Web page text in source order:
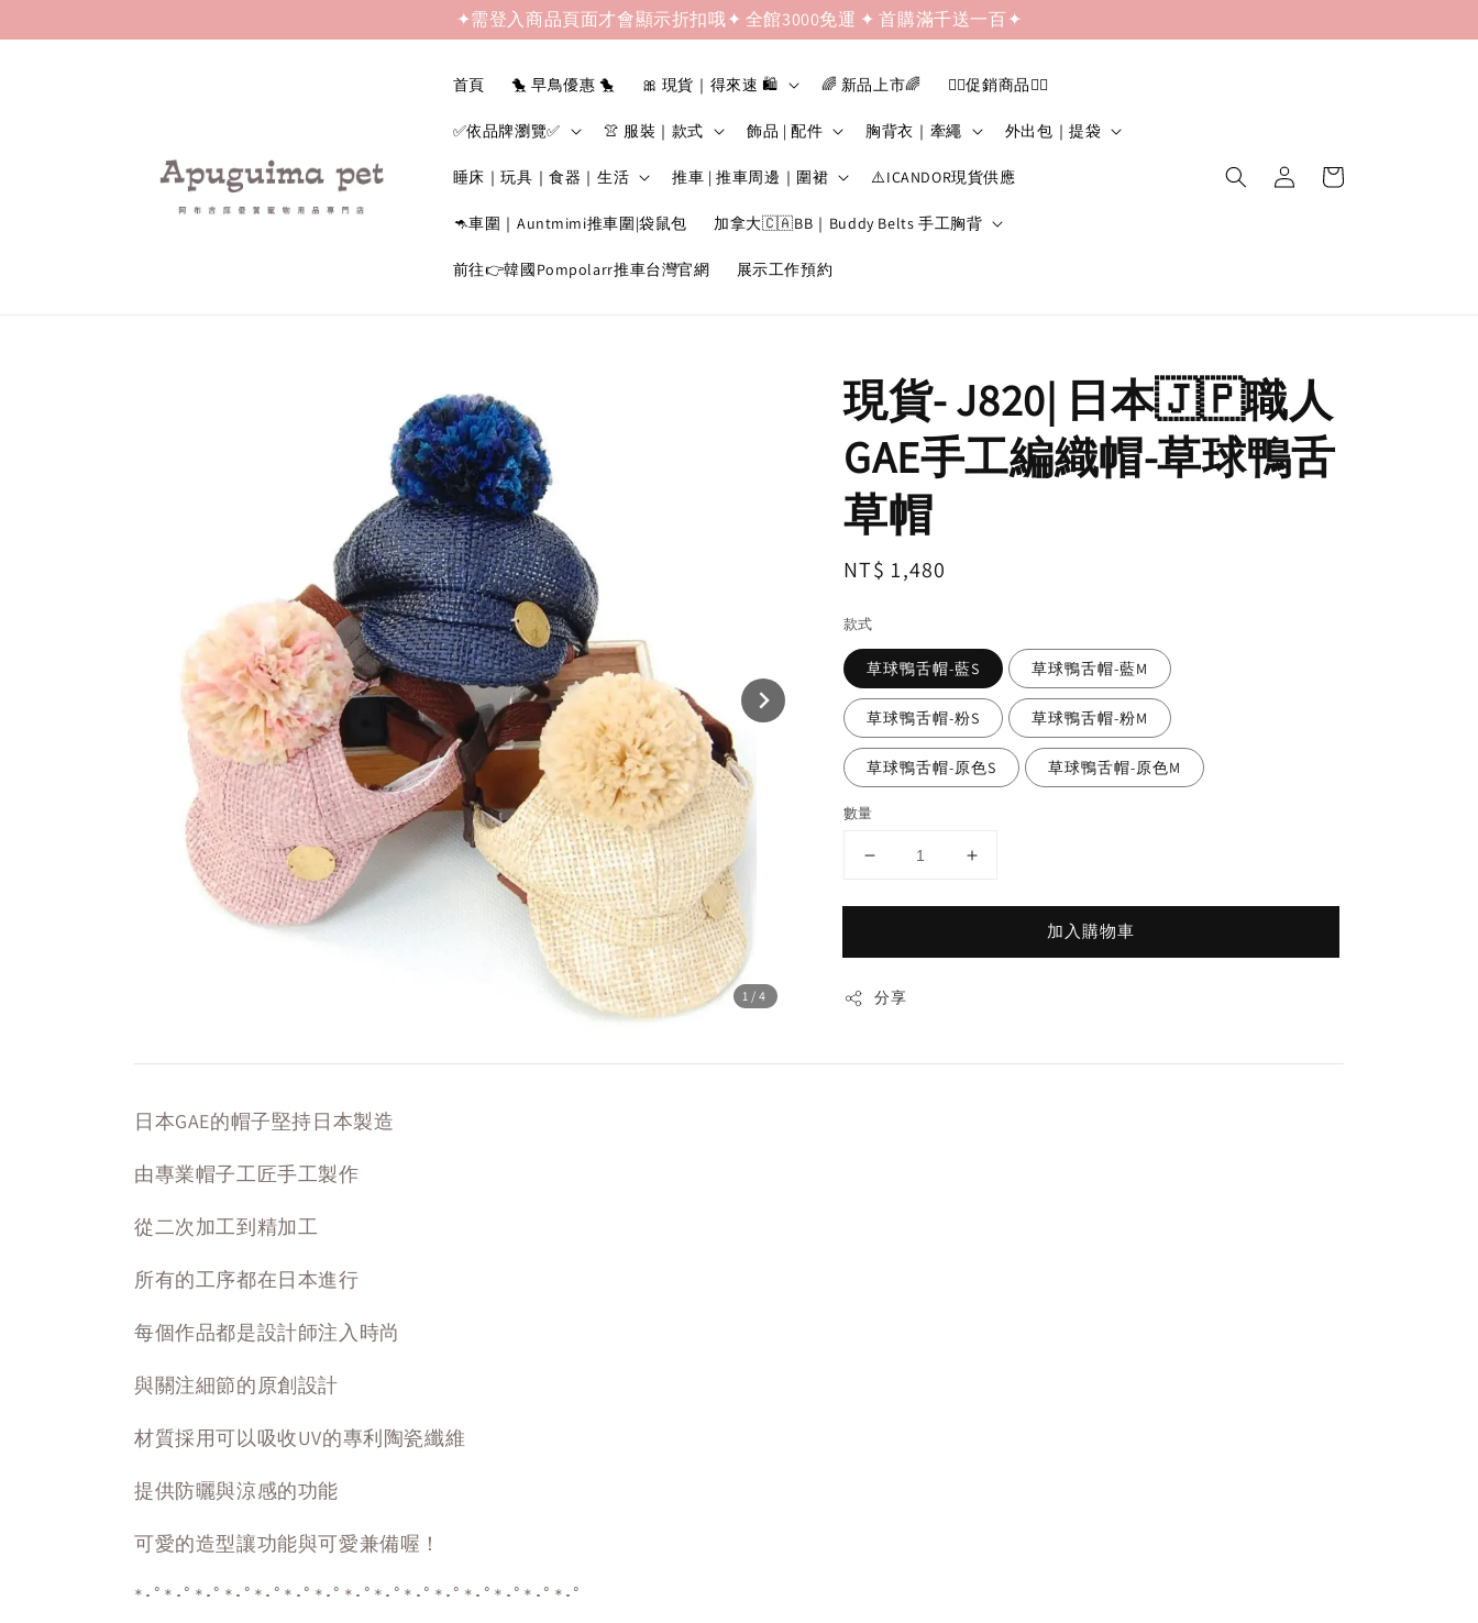
✦需登入商品頁面才會顯示折扣哦✦ 全館3000免運 ✦ 首購滿千送一百✦
首頁 🐤 早鳥優惠 🐤 🎀 現貨｜得來速 🛍️ 🌈 新品上市🌈 ❤️‍🔥促銷商品❤️‍🔥
✅依品牌瀏覽✅ 👚 服裝｜款式 飾品 | 配件 胸背衣｜牽繩 外出包｜提袋
睡床｜玩具｜食器｜生活 推車 | 推車周邊｜圍裙 ⚠️ICANDOR現貨供應
🦘車圍｜Auntmimi推車圍|袋鼠包 加拿大🇨🇦BB｜Buddy Belts 手工胸背
前往👉韓國Pompolarr推車台灣官網 展示工作預約
1 /4
現貨- J820| 日本🇯🇵職人
GAE手工編織帽-草球鴨舌
草帽
Regular
NT$ 1,480
款式
草球鴨舌帽-藍S 草球鴨舌帽-藍M
草球鴨舌帽-粉S 草球鴨舌帽-粉M
草球鴨舌帽-原色S 草球鴨舌帽-原色M
數量
加入購物車
分享
日本GAE的帽子堅持日本製造
由專業帽子工匠手工製作
從二次加工到精加工
所有的工序都在日本進行
每個作品都是設計師注入時尚
與關注細節的原創設計
材質採用可以吸收UV的專利陶瓷纖維
提供防曬與涼感的功能
可愛的造型讓功能與可愛兼備喔！
*･ﾟ*･ﾟ*･ﾟ*･ﾟ*･ﾟ*･ﾟ*･ﾟ*･ﾟ*･ﾟ*･ﾟ*･ﾟ*･ﾟ*･ﾟ*･ﾟ*･ﾟ